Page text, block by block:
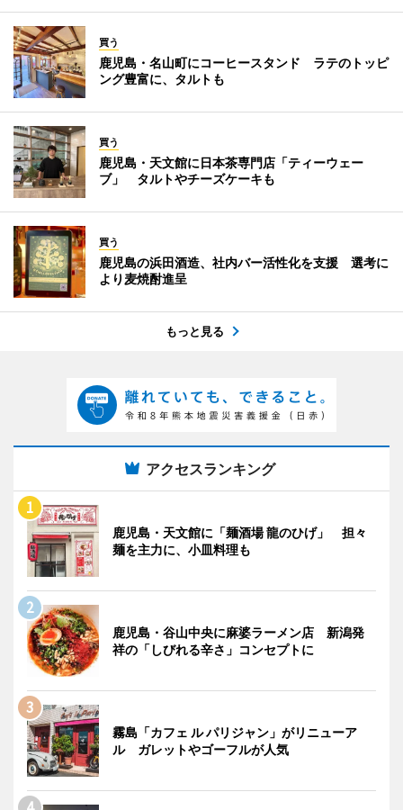
買う
鹿児島・名山町にコーヒースタンド ラテのトッピ
ング豊富に、タルトも
買う
鹿児島・天文館に日本茶専門店「ティーウェー
ブ」 タルトやチーズケーキも
買う
鹿児島の浜田酒造、社内バー活性化を支援 選考に
より麦焼酎進呈
もっと見る
アクセスランキング
鹿児島・天文館に「麺酒場 龍のひげ」 担々
麺を主力に、小皿料理も
鹿児島・谷山中央に麻婆ラーメン店 新潟発
祥の「しびれる辛さ」コンセプトに
霧島「カフェ ル パリジャン」がリニューア
ル ガレットやゴーフルが人気